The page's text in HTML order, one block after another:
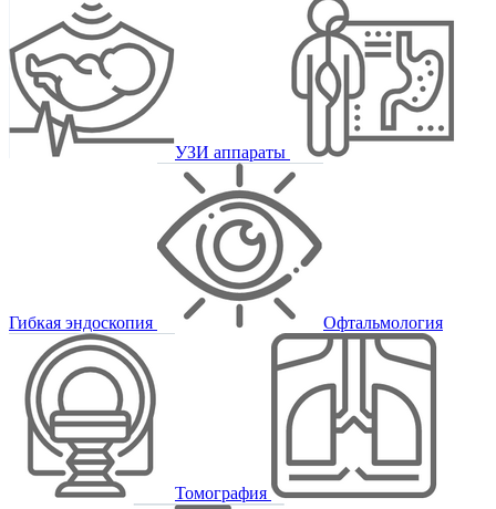
УЗИ аппараты
Гибкая эндоскопия Офтальмология
Томография